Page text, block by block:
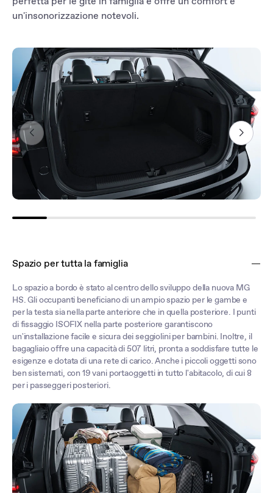
un'insonorizzazione notevoli.
Spazio per tutta la famiglia
Lo spazio a bordo è stato al centro dello sviluppo della nuova MG
HS. Gli occupanti beneficiano di un ampio spazio per le gambe e
per la testa sia nella parte anteriore che in quella posteriore. I punti
di fissaggio ISOFIX nella parte posteriore garantiscono
un'installazione facile e sicura dei seggiolini per bambini. Inoltre, il
bagagliaio offre una capacità di 507 litri, pronta a soddisfare tutte le
esigenze e dotata di una rete di carico. Anche i piccoli oggetti sono
ben sistemati, con 19 vani portaoggetti in tutto l'abitacolo, di cui 8
per i passeggeri posteriori.